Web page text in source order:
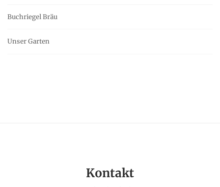
Buchriegel Bräu
Unser Garten
Kontakt